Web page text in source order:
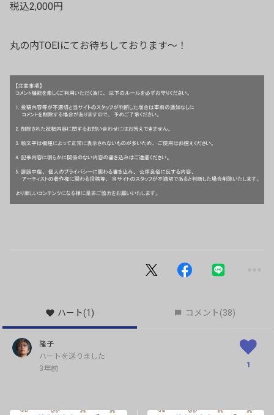
税込2,000円
丸の内TOEIにてお待ちしております〜！
ハート(1) コメント(38)
隆子
ハートを送りました
3年前
1